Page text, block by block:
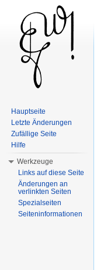
Hauptseite
Letzte Änderungen
Zufällige Seite
Hilfe
Werkzeuge
Links auf diese Seite
Änderungen an
verlinkten Seiten
Spezialseiten
Seiteninformationen